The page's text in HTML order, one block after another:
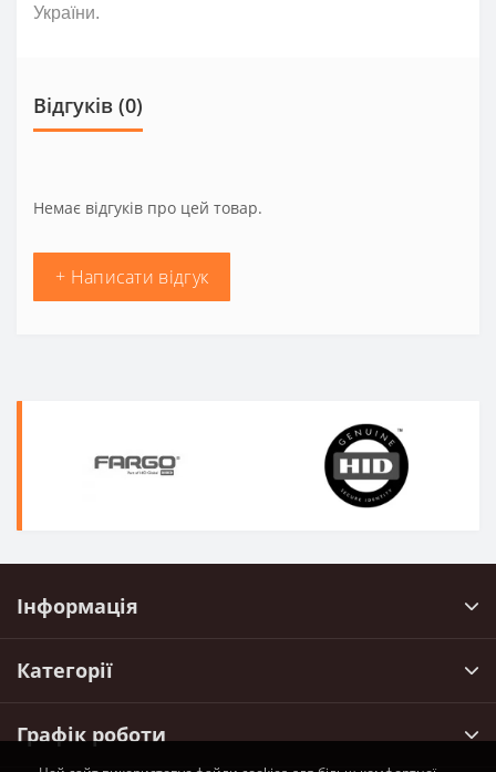
України.
Відгуків (0)
Немає відгуків про цей товар.
+ Написати відгук
Інформація
Категорії
Графік роботи